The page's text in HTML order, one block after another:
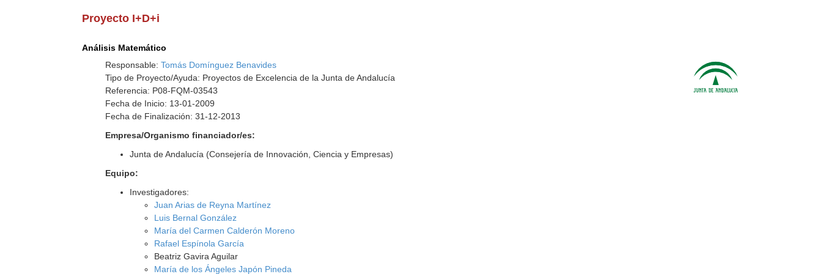
Proyecto I+D+i
Análisis Matemático
Responsable:Tomás Domínguez Benavides
Tipo de Proyecto/Ayuda: Proyectos de Excelencia de la Junta de Andalucía
Referencia: P08-FQM-03543
Fecha de Inicio: 13-01-2009
Fecha de Finalización: 31-12-2013
Empresa/Organismo financiador/es:
Junta de Andalucía (Consejería de Innovación, Ciencia y Empresas)
Equipo:
Investigadores:
Juan Arias de Reyna Martínez
Luis Bernal González
María del Carmen Calderón Moreno
Rafael Espínola García
Beatriz Gavira Aguilar
María de los Ángeles Japón Pineda